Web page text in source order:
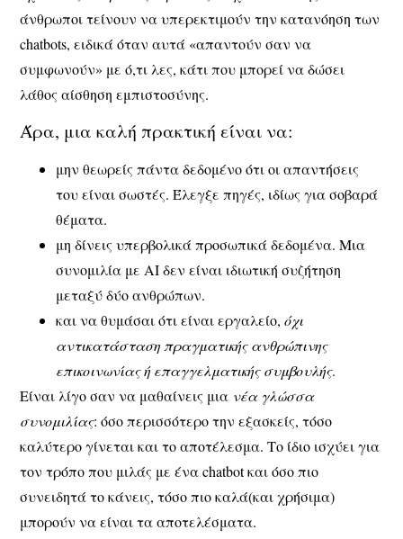
άνθρωποι τείνουν να υπερεκτιμούν την κατανόηση των
chatbots, ειδικά όταν αυτά «απαντούν σαν να
συμφωνούν» με ό,τι λες, κάτι που μπορεί να δώσει
λάθος αίσθηση εμπιστοσύνης.
Άρα, μια καλή πρακτική είναι να:
μην θεωρείς πάντα δεδομένο ότι οι απαντήσεις
του είναι σωστές. Έλεγξε πηγές, ιδίως για σοβαρά
θέματα.
μη δίνεις υπερβολικά προσωπικά δεδομένα.Μια
συνομιλία με AI δεν είναι ιδιωτική συζήτηση
μεταξύ δύο ανθρώπων.
και να θυμάσαι ότι είναι εργαλείο,όχι
αντικατάσταση πραγματικής ανθρώπινης
επικοινωνίας ή επαγγελματικής συμβουλής.
Είναι λίγο σαν να μαθαίνεις μια νέα γλώσσα
συνομιλίας: όσο περισσότερο την εξασκείς, τόσο
καλύτερο γίνεται και το αποτέλεσμα. Το ίδιο ισχύει για
τον τρόπο που μιλάς με ένα chatbot και όσο πιο
συνειδητά το κάνεις, τόσο πιο καλά(και χρήσιμα)
μπορούν να είναι τα αποτελέσματα.